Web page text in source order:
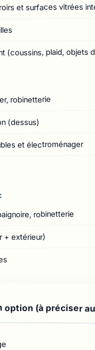
et surfaces vitrées
(coussins, plaid, objets
robinetterie
(dessus)
et électroménager
robinetterie
+ extérieur)
option (à préciser